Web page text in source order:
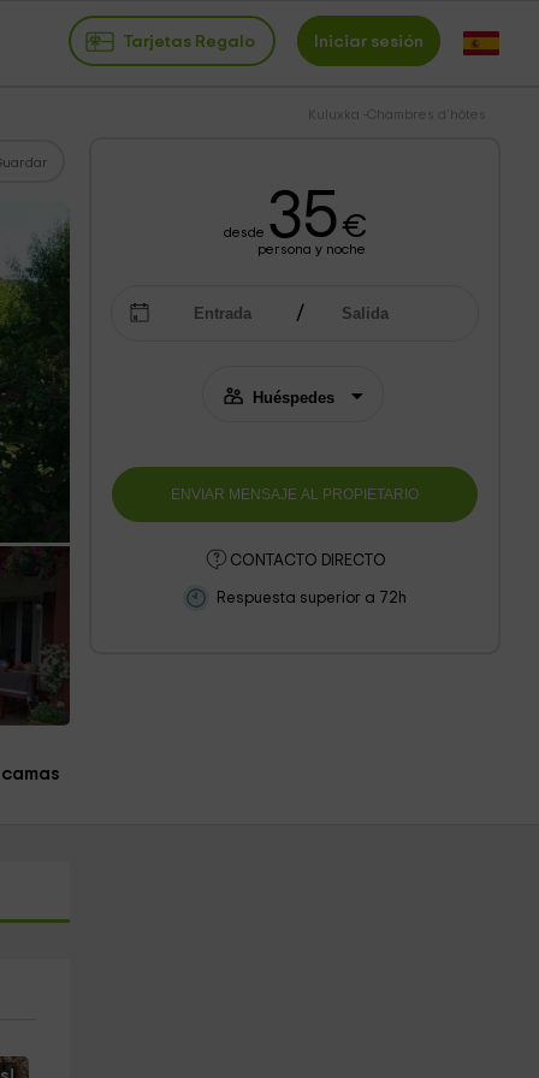
Tarjetas Regalo Iniciar sesión
Kuluxka -Chambres d'hôtes
desde 35€
persona y noche
CONTACTO DIRECTO
Respuesta superior a 72h